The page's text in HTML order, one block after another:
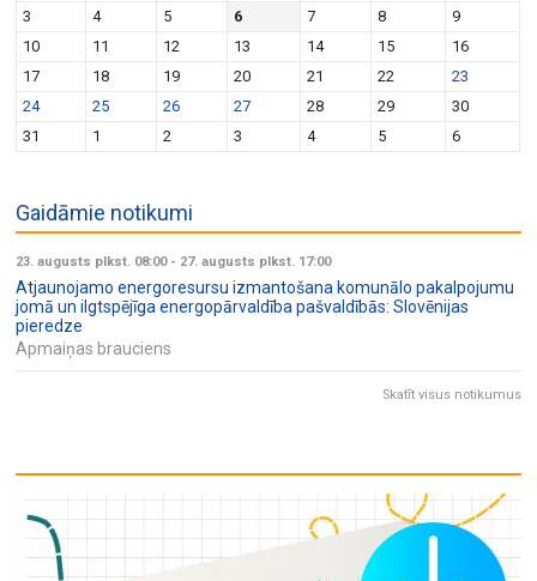
3
4 5 6 7 8
9
10
11 12 13 14 15
16
17
18 19 20 21 22
23
24
25 26 27 28 29
30
31
1 2 3 4 5 6
Gaidāmie notikumi
23. augusts plkst. 08:00- 27. augusts plkst. 17:00
Atjaunojamo energoresursu izmantošana komunālo pakalpojumu
jomā un ilgtspējīga energopārvaldība pašvaldībās: Slovēnijas
pieredze
Apmaiņas brauciens
Skatīt visus notikumus